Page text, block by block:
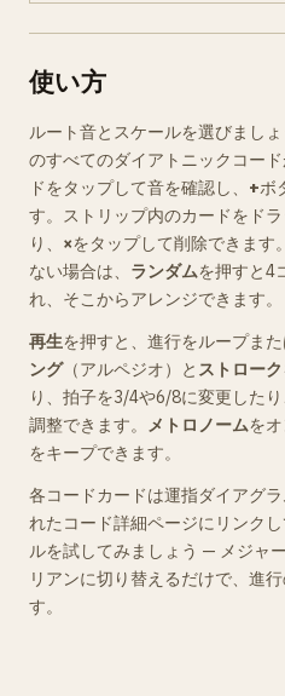
使い方
ルート音とスケールを選びまし
のすべてのダイアトニックコー
ドをタップして音を確認し、 +ボ
す。ストリップ内のカードをド
り、 ×をタップして削除できます
ない場合は、 ランダムを押すと4
れ、そこからアレンジできます。
再生を押すと、進行をループまた
ング（アルペジオ）と ストローク
り、拍子を3/4や6/8に変更した
調整できます。
メトロノームを
をキープできます。
各コードカードは運指ダイアグ
れたコード詳細ページにリンク
ルを試してみましょう — メジャ
リアンに切り替えるだけで、進
す。